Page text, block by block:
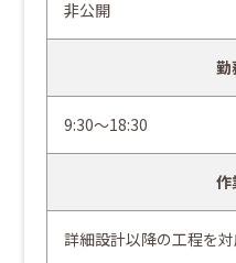
非公開
勤
9:30～18:30
作
詳細設計以降の工程を対